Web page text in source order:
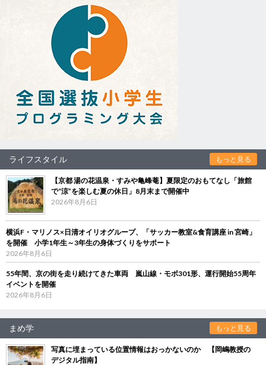
ライフスタイル もっと見る
【京都 湯の花温泉・すみや亀峰菴】夏限定のおもてなし「旅館
で“涼”を楽しむ夏の休日」8月末まで開催中
2026年8月6日
横浜F・マリノス×日清オイリオグループ、「サッカー教室&食育講座 in 宮崎」
を開催 小学1年生～3年生の身体づくりをサポート
2026年8月6日
55年間、京の街を走り続けてきた車両 嵐山線・モボ301形、運行開始55周年
イベントを開催
2026年8月6日
まめ学 もっと見る
写真に埋まっている位置情報はおっかないのか 【岡嶋教授の
デジタル指南】